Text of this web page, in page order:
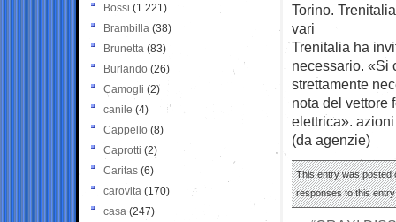
Torino.
vari
Trenitalia ha
necessario. «Si
strettamente
nota del vettore
elettrica».
(da agenzie)
This entry was posted
responses to this
Bossi (1.221)
Brambilla (38)
Brunetta (83)
Burlando (26)
Camogli (2)
canile (4)
Cappello (8)
Caprotti (2)
Caritas (6)
carovita (170)
casa (247)